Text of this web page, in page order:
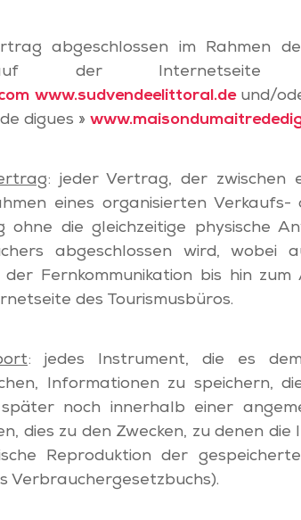
abgeschlossen im Rahmen
der Internetseite
www.sudvendeelittoral.deund/
digues »
: jeder Vertrag, der zwischen
eines organisierten Verkaufs-
ohne die gleichzeitige physische
abgeschlossen wird, wobei
der Fernkommunikation bis hin
des Tourismusbüros.
: jedes Instrument, die es
Informationen zu speichern,
noch innerhalb einer
dies zu den Zwecken, zu denen
Reproduktion der
Verbrauchergesetzbuchs).